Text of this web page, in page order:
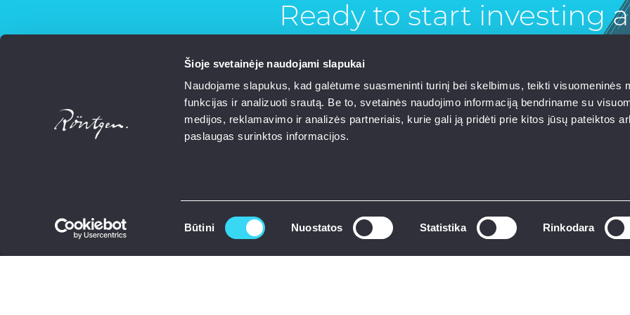
Šioje svetainėje naudojami slapukai
Naudojame slapukus, kad galėtume suasmeninti turinį bei skelbimus, teikti visuomeninės
funkcijas ir analizuoti srautą. Be to, svetainės naudojimo informaciją bendriname su
medijos, reklamavimo ir analizės partneriais, kurie gali ją pridėti prie kitos jūsų pateiktos
paslaugas surinktos informacijos.
pasirinkimas
Būtini Nuostatos Statistika Rinkodara
Ready to start investing
secure collateral for
investments?
INVEST NOW